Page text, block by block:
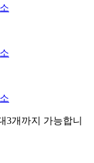
3개까지 가능합니